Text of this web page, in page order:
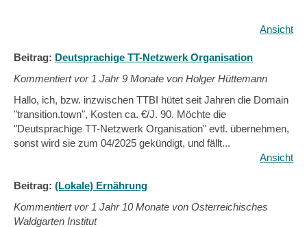
Ansicht
Beitrag: Deutsprachige TT-Netzwerk Organisation
Kommentiert vor 1 Jahr 9 Monate von Holger Hüttemann
Hallo, ich, bzw. inzwischen TTBI hütet seit Jahren die Domain
"transition.town", Kosten ca. €/J. 90. Möchte die
"Deutsprachige TT-Netzwerk Organisation" evtl. übernehmen,
sonst wird sie zum 04/2025 gekündigt, und fällt...
Ansicht
Beitrag: (Lokale) Ernährung
Kommentiert vor 1 Jahr 10 Monate von Österreichisches
Waldgarten Institut